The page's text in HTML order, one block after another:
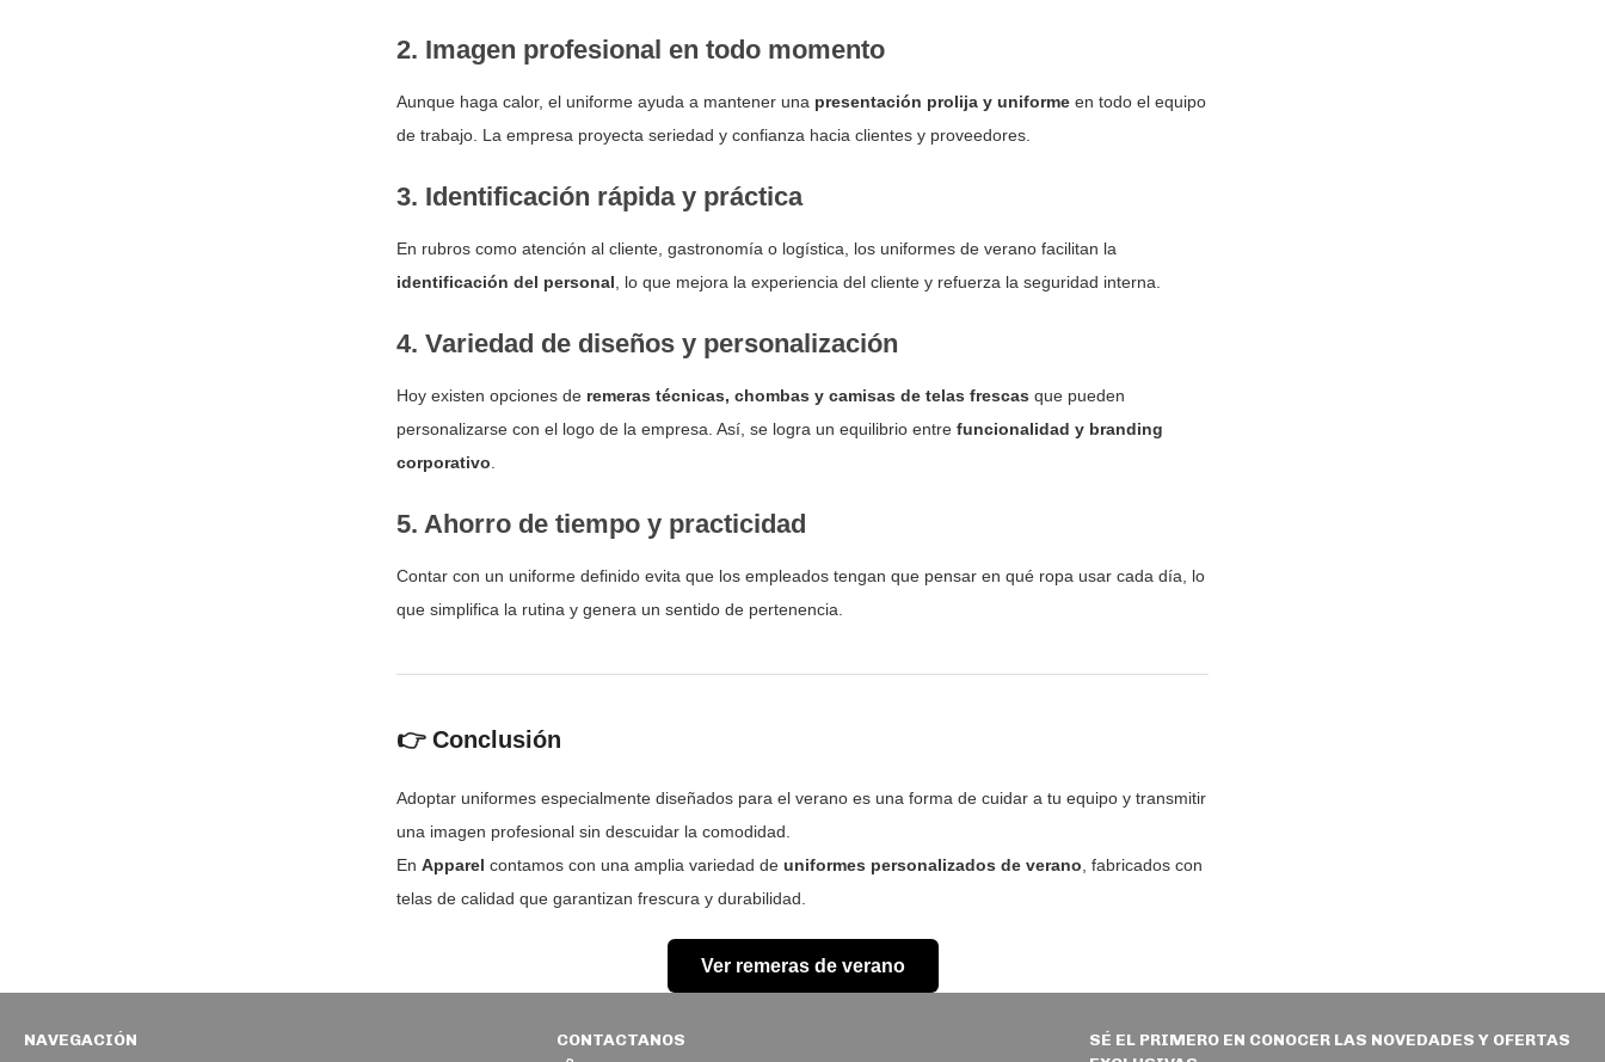
2. Imagen profesional en todo momento
Aunque haga calor, el uniforme ayuda a mantener una presentación prolija y uniforme en todo el equipo
de trabajo. La empresa proyecta seriedad y confianza hacia clientes y proveedores.
3. Identificación rápida y práctica
En rubros como atención al cliente, gastronomía o logística, los uniformes de verano facilitan la
identificación del personal, lo que mejora la experiencia del cliente y refuerza la seguridad interna.
4. Variedad de diseños y personalización
Hoy existen opciones de remeras técnicas, chombas y camisas de telas frescas que pueden
personalizarse con el logo de la empresa. Así, se logra un equilibrio entre funcionalidad y branding
corporativo.
5. Ahorro de tiempo y practicidad
Contar con un uniforme definido evita que los empleados tengan que pensar en qué ropa usar cada día, lo
que simplifica la rutina y genera un sentido de pertenencia.
👉 Conclusión
Adoptar uniformes especialmente diseñados para el verano es una forma de cuidar a tu equipo y transmitir
una imagen profesional sin descuidar la comodidad.
En Apparel contamos con una amplia variedad de uniformes personalizados de verano, fabricados con
telas de calidad que garantizan frescura y durabilidad.
Ver remeras de verano
NAVEGACIÓN
CONTACTANOS
SÉ EL PRIMERO EN CONOCER LAS NOVEDADES Y OFERTAS